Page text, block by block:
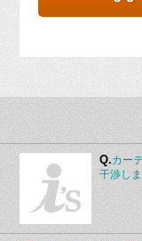
Q.カー
干渉し